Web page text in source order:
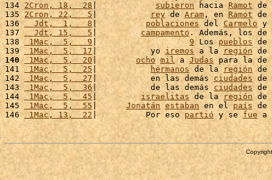
134 2Cron, 18,  28 | subieron hacia Ramot de
135 2Cron, 22,   5 | rey de Aram, en Ramot de
136
  Jdt,  1,   8
| poblaciones del Carmelo y
137
  Jdt, 15,   5
| campamento . Además, los de
138 1Mac,  5,   9 | 9 Los pueblos de
139 1Mac,  5,  17|           yo iremos a la región de
140
1Mac,  5,  20 | ocho mil a Judas para la de
141 1Mac,  5,  25 | hermanos de la región de
142 1Mac,  5,  27 |           en las demás ciudades de
143 1Mac,  5,  36 |           de las demás ciudades de
144 1Mac,  5,  45 | israelitas de la región de
145
1Mac,  5,  55 | Jonatán estaban en el país de
146 1Mac, 13,  22 |          Por eso partió y se fue a